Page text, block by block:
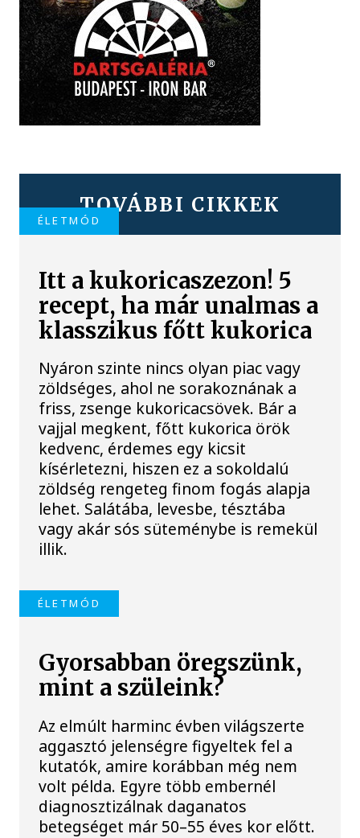
TOVÁBBI CIKKEK
ÉLETMÓD
Itt a kukoricaszezon! 5
recept, ha már unalmas a
klasszikus főtt kukorica
Nyáron szinte nincs olyan piac vagy
zöldséges, ahol ne sorakoznának a
friss, zsenge kukoricacsövek. Bár a
vajjal megkent, főtt kukorica örök
kedvenc, érdemes egy kicsit
kísérletezni, hiszen ez a sokoldalú
zöldség rengeteg finom fogás alapja
lehet. Salátába, levesbe, tésztába
vagy akár sós süteménybe is remekül
illik.
ÉLETMÓD
Gyorsabban öregszünk,
mint a szüleink?
Az elmúlt harminc évben világszerte
aggasztó jelenségre figyeltek fel a
kutatók, amire korábban még nem
volt példa. Egyre több embernél
diagnosztizálnak daganatos
betegséget már 50–55 éves kor előtt.